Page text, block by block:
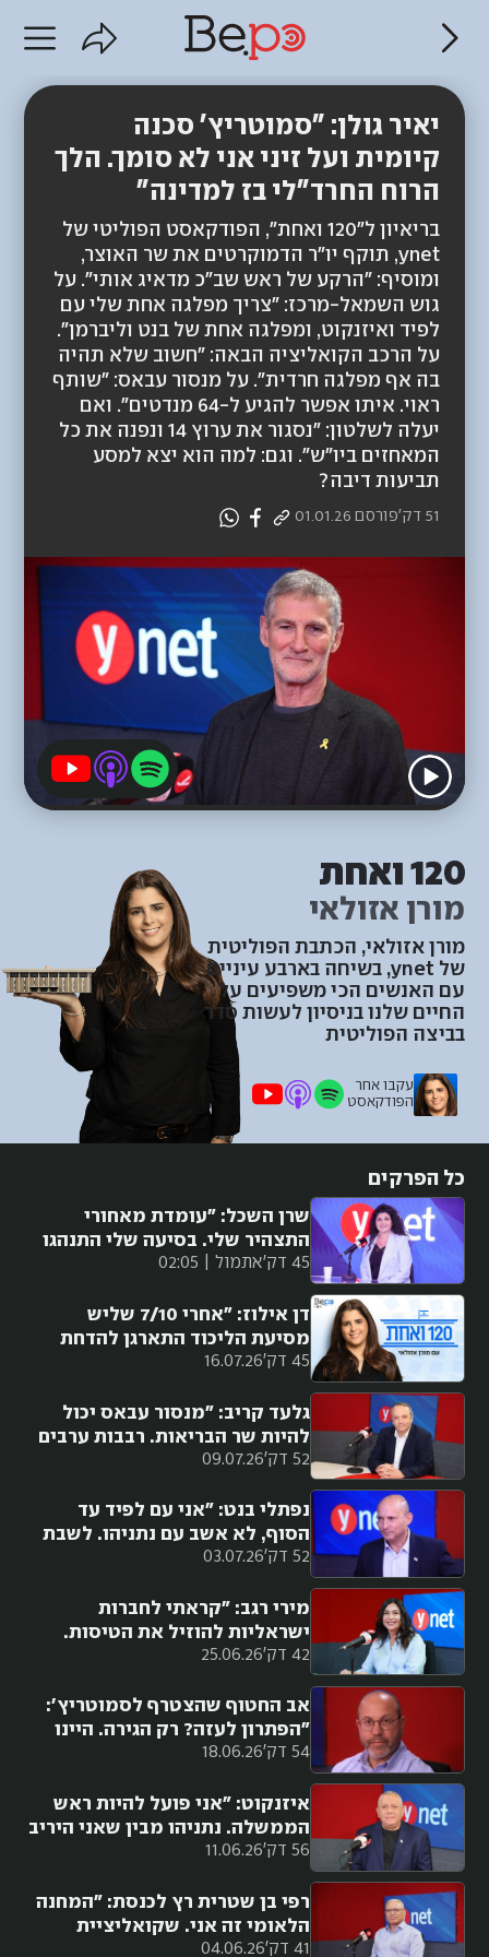
יאיר גולן: "סמוטריץ' סכנה
קיומית ועל זיני אני לא סומך. הלך
הרוח החרד"לי בז למדינה"
בריאיון ל"120 ואחת", הפודקאסט הפוליטי של
ynet, תוקף יו"ר הדמוקרטים את שר האוצר,
ומוסיף: "הרקע של ראש שב"כ מדאיג אותי". על
גוש השמאל-מרכז: "צריך מפלגה אחת שלי עם
לפיד ואיזנקוט, ומפלגה אחת של בנט וליברמן".
על הרכב הקואליציה הבאה: "חשוב שלא תהיה
בה אף מפלגה חרדית". על מנסור עבאס: "שותף
ראוי. איתו אפשר להגיע ל-64 מנדטים". ואם
יעלה לשלטון: "נסגור את ערוץ 14 ונפנה את כל
המאחזים ביו"ש". וגם: למה הוא יצא למסע
תביעות דיבה?
51 דק' פורסם 01.01.26
120 ואחת
מורן אזולאי
מורן אזולאי, הכתבת הפוליטית
של ynet, בשיחה בארבע עיניים
עם האנשים הכי משפיעים על
החיים שלנו בניסיון לעשות סדר
בביצה הפוליטית
עקבו אחר
הפודקאסט
כל הפרקים
45 דק' אתמול | 02:05
שרן השכל: "עומדת מאחורי
התצהיר שלי. בסיעה שלי התנהגו
אליי בנבזיות"
45 דק' 16.07.26
דן אילוז: "אחרי 7/10 שליש
מסיעת הליכוד התארגן להדחת
נתניהו. זה נפל בגלל אגו"
52 דק' 09.07.26
גלעד קריב: "מנסור עבאס יכול
להיות שר הבריאות. רבבות ערבים
יצביעו לדמוקרטים"
52 דק' 03.07.26
נפתלי בנט: "אני עם לפיד עד
הסוף, לא אשב עם נתניהו. לשבת
תחת איזנקוט? מה שצריך להצלת
42 דק' 25.06.26
מירי רגב: "קראתי לחברות
ישראליות להוזיל את הטיסות.
כשמשתלם אני טסה בזרות"
54 דק' 18.06.26
אב החטוף שהצטרף לסמוטריץ':
"הפתרון לעזה? רק הגירה. היינו
אמורים לגרש אותם"
56 דק' 11.06.26
איזנקוט: "אני פועל להיות ראש
הממשלה. נתניהו מבין שאני היריב
שלו ולא בנט"
41 דק' 04.06.26
רפי בן שטרית רץ לכנסת: "המחנה
הלאומי זה אני. שקואליציית
הטבח תתייבש 5 שנים באופוזיציה"